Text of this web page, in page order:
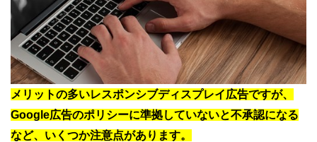
メリットの多いレスポンシブディスプレイ広告ですが、
Google広告のポリシーに準拠していないと不承認になる
など、いくつか注意点があります。